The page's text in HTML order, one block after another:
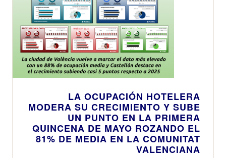
LA OCUPACIÓN HOTELERA
MODERA SU CRECIMIENTO Y SUBE
UN PUNTO EN LA PRIMERA
QUINCENA DE MAYO ROZANDO EL
81% DE MEDIA EN LA COMUNITAT
VALENCIANA